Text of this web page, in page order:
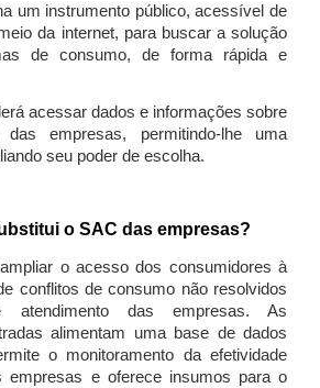
um instrumento público, acessível de
da internet, para buscar a solução
de consumo, de forma rápida e
acessar dados e informações sobre
das empresas, permitindo-lhe uma
seu poder de escolha.
o SAC das empresas?
o acesso dos consumidores à
conflitos de consumo não resolvidos
atendimento das empresas. As
alimentam uma base de dados
o monitoramento da efetividade
empresas e oferece insumos para o